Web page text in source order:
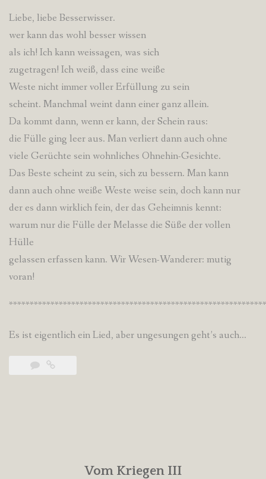
Liebe, liebe Besserwisser.
wer kann das wohl besser wissen
als ich! Ich kann weissagen, was sich
zugetragen! Ich weiß, dass eine weiße
Weste nicht immer voller Erfüllung zu sein
scheint. Manchmal weint dann einer ganz allein.
Da kommt dann, wenn er kann, der Schein raus:
die Fülle ging leer aus. Man verliert dann auch ohne
viele Gerüchte sein wohnliches Ohnehin-Gesichte.
Das Beste scheint zu sein, sich zu bessern. Man kann
dann auch ohne weiße Weste weise sein, doch kann nur
der es dann wirklich fein, der das Geheimnis kennt:
warum nur die Fülle der Melasse die Süße der vollen
Hülle
gelassen erfassen kann. Wir Wesen-Wanderer: mutig
voran!
Es ist eigentlich ein Lied, aber ungesungen geht’s auch…
Vom Kriegen III